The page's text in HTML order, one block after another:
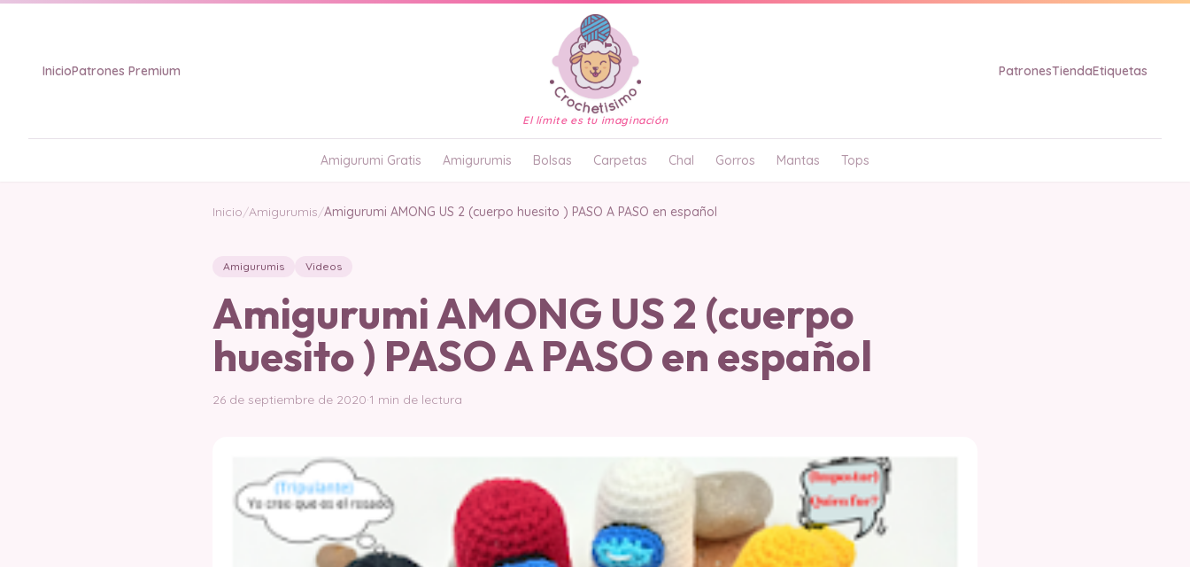
InicioPatrones Premium
El límite es tu imaginación
PatronesTiendaEtiquetas
Amigurumi Gratis Amigurumis Bolsas Carpetas Chal Gorros Mantas Tops
Inicio/Amigurumis/Amigurumi AMONG US 2 (cuerpo huesito ) PASO A PASO en español
Amigurumis Videos
Amigurumi AMONG US 2 (cuerpo
huesito ) PASO A PASO en español
26 de septiembre de 2020·1 min de lectura